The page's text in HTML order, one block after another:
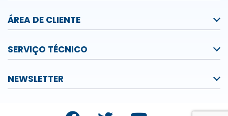
ÁREA DE CLIENTE
SERVIÇO TÉCNICO
NEWSLETTER